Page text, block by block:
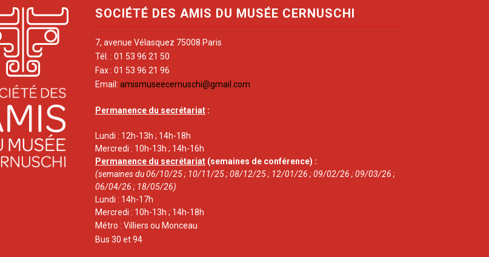
SOCIÉTÉ DES AMIS DU MUSÉE CERNUSCHI
7, avenue Vélasquez 75008 Paris
Tél. : 01 53 96 21 50
Fax : 01 53 96 21 96
Email: amismuseecernuschi@gmail.com
Permanence du secrétariat :
Lundi : 12h-13h ; 14h-18h
Mercredi : 10h-13h ; 14h-16h
Permanence du secrétariat (semaines de conférence) :
(semaines du 06/10/25 ; 10/11/25 ; 08/12/25 ; 12/01/26 ; 09/02/26 ; 09/03/26 ;
06/04/26 ; 18/05/26)
Lundi : 14h-17h
Mercredi : 10h-13h ; 14h-18h
Métro : Villiers ou Monceau
Bus 30 et 94